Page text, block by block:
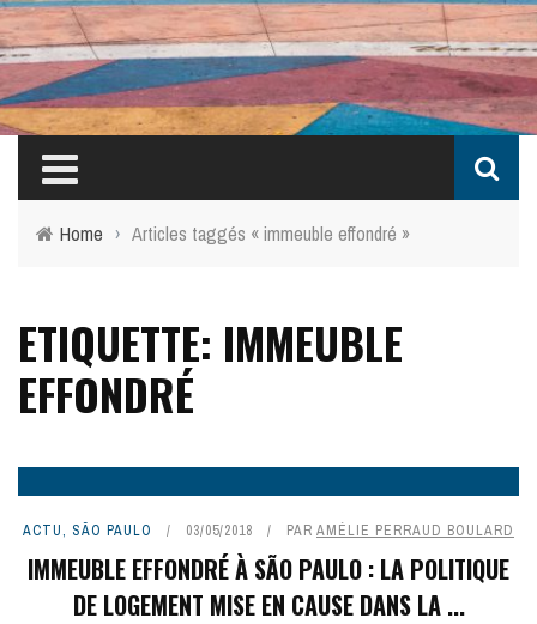
Home › Articles taggés « immeuble effondré »
ETIQUETTE: IMMEUBLE
EFFONDRÉ
ACTU, SÃO PAULO 03/05/2018 PAR AMÉLIE PERRAUD BOULARD
IMMEUBLE EFFONDRÉ À SÃO PAULO : LA POLITIQUE
DE LOGEMENT MISE EN CAUSE DANS LA ...